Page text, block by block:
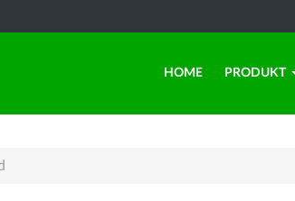
HOME PRODUKT